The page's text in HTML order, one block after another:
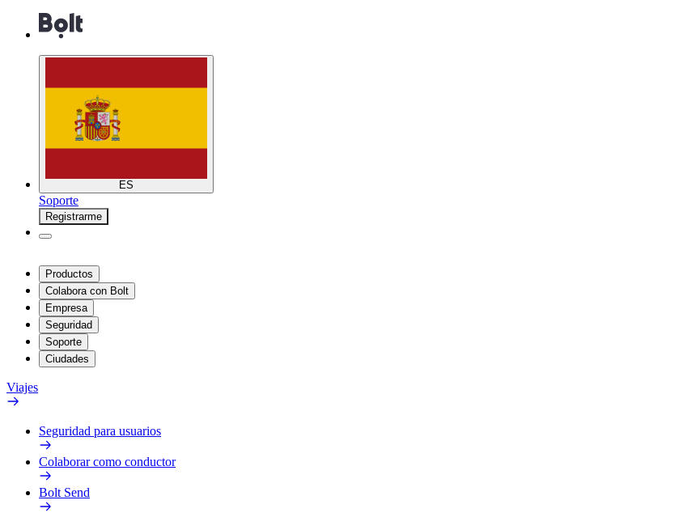
ES
Soporte
Registrarme
Productos
Colabora con Bolt
Empresa
Seguridad
Soporte
Ciudades
Viajes
Seguridad para usuarios
Colaborar como conductor
Bolt Send